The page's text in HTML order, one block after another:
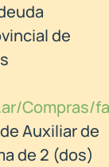
de
Auxiliar de
de 2 (dos)